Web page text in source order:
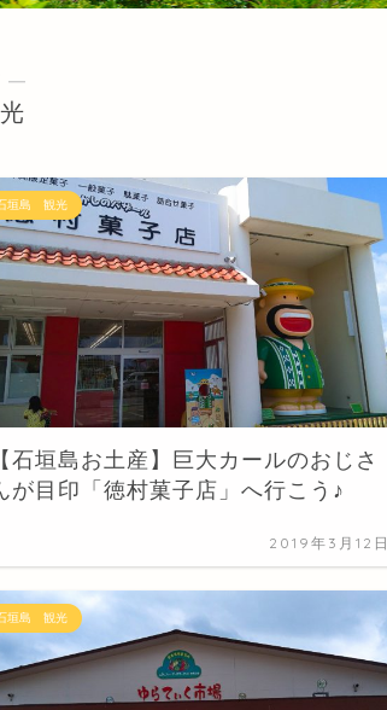
―
垣島 観光
【石垣島お土産】巨大カールのおじさ
が目印「徳村菓子店」へ行こう♪
2019年3月12日
垣島 観光